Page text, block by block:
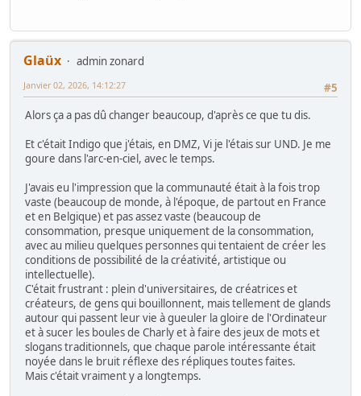
Glaüx
admin zonard
#5
Janvier 02, 2026, 14:12:27
Alors ça a pas dû changer beaucoup, d'après ce que tu dis.
Et c'était Indigo que j'étais, en DMZ, Vi je l'étais sur UND. Je me
goure dans l'arc-en-ciel, avec le temps.
J'avais eu l'impression que la communauté était à la fois trop
vaste (beaucoup de monde, à l'époque, de partout en France
et en Belgique) et pas assez vaste (beaucoup de
consommation, presque uniquement de la consommation,
avec au milieu quelques personnes qui tentaient de créer les
conditions de possibilité de la créativité, artistique ou
intellectuelle).
C'était frustrant : plein d'universitaires, de créatrices et
créateurs, de gens qui bouillonnent, mais tellement de glands
autour qui passent leur vie à gueuler la gloire de l'Ordinateur
et à sucer les boules de Charly et à faire des jeux de mots et
slogans traditionnels, que chaque parole intéressante était
noyée dans le bruit réflexe des répliques toutes faites.
Mais c'était vraiment y a longtemps.